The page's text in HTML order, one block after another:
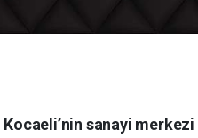
Kocaeli’nin sanayi